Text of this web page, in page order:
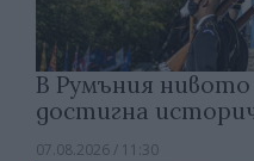
В Румъния нивото
достигна
07.08.2026 / 11:30